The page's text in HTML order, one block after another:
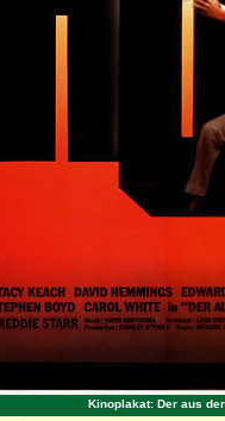
Kinoplakat: Der aus